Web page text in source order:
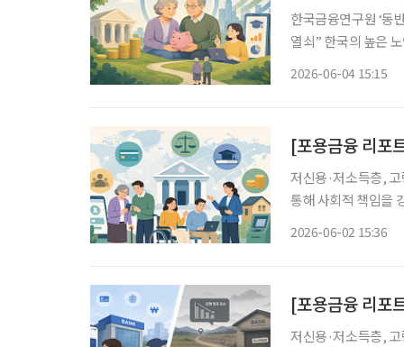
한국금융연구원 ‘동반성장과 포용
열쇠” 한국의 높은 노인빈곤율을 완화하기 위해서는 복지지출 확대뿐 아니라 공적연금과 금
2026-06-04 15:15
[포용금융 리포
저신용·저소득층,
통해 사회적 책임을
2026-06-02 15:36
[포용금융 리포
저신용·저소득층,